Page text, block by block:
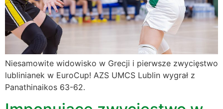
Niesamowite widowisko w Grecji i pierwsze zwycięstwo
lublinianek w EuroCup! AZS UMCS Lublin wygrał z
Panathinaikos 63-62.